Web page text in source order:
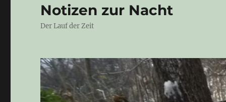
Notizen zur Nacht
Der Lauf der Zeit